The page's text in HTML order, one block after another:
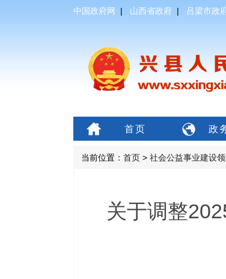
中国政府网 | 山西省政府 | 吕梁市政
首页 政
当前位置： 首页 > 社会公益事业建设
关于调整